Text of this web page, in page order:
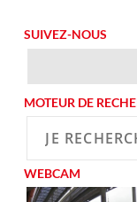
SUIVEZ-NOUS
MOTEUR DE
WEBCAM